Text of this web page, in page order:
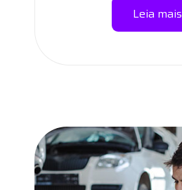
Leia mais